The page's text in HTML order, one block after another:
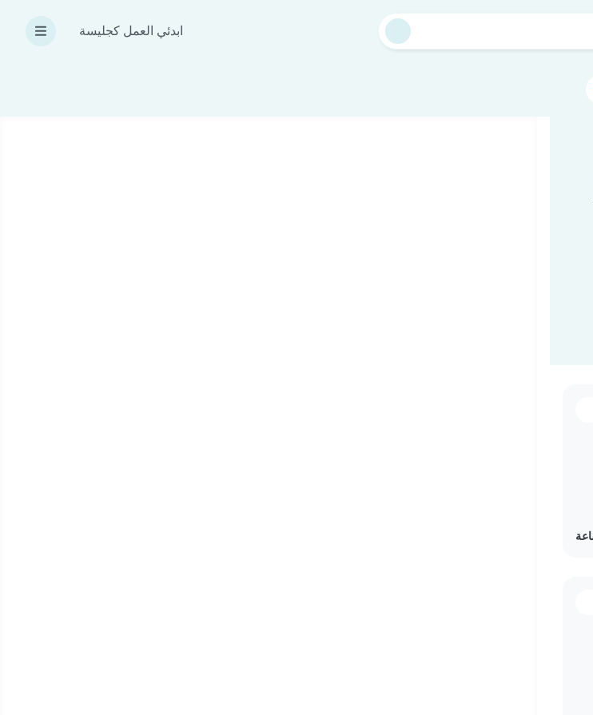
ابدئي العمل كجليسة